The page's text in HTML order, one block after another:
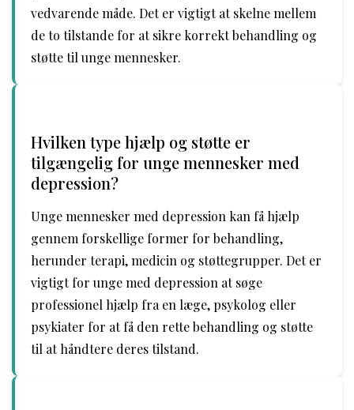
vedvarende måde. Det er vigtigt at skelne mellem
de to tilstande for at sikre korrekt behandling og
støtte til unge mennesker.
Hvilken type hjælp og støtte er
tilgængelig for unge mennesker med
depression?
Unge mennesker med depression kan få hjælp
gennem forskellige former for behandling,
herunder terapi, medicin og støttegrupper. Det er
vigtigt for unge med depression at søge
professionel hjælp fra en læge, psykolog eller
psykiater for at få den rette behandling og støtte
til at håndtere deres tilstand.